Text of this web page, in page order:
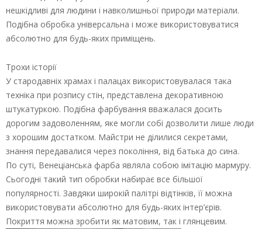
нешкідливі для людини і навколишньої природи матеріали.
Подібна обробка універсальна і може використовуватися
абсолютно для будь-яких приміщень.
Трохи історії
У стародавніх храмах і палацах використовувалася така
техніка при розпису стін, представлена декоративною
штукатуркою. Подібна фарбування вважалася досить
дорогим задоволенням, яке могли собі дозволити лише люди
з хорошим достатком. Майстри не ділилися секретами,
знання передавалися через покоління, від батька до сина.
По суті, Венеціанська фарба являла собою імітацію мармуру.
Сьогодні такий тип обробки набирає все більшої
популярності. Завдяки широкій палітрі відтінків, її можна
використовувати абсолютно для будь-яких інтер’єрів.
Покриття можна зробити як матовим, так і глянцевим.